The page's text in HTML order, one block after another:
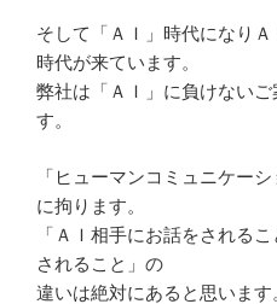
そして「ＡＩ」時代になり
時代が来ています。
弊社は「ＡＩ」に負けない
す。
「ヒューマンコミュニケー
に拘ります。
「ＡＩ相手にお話をされる
されること」の
違いは絶対にあると思います